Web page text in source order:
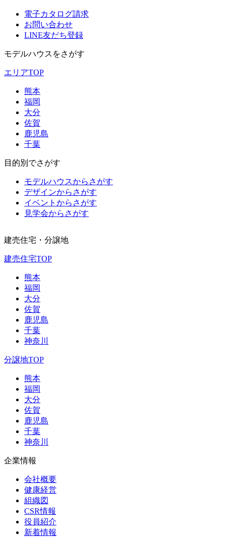
電子カタログ請求
お問い合わせ
LINE友だち登録
モデルハウスをさがす
エリアTOP
熊本
福岡
大分
佐賀
鹿児島
千葉
目的別でさがす
モデルハウスからさがす
デザインからさがす
イベントからさがす
見学会からさがす
建売住宅・分譲地
建売住宅TOP
熊本
福岡
大分
佐賀
鹿児島
千葉
神奈川
分譲地TOP
熊本
福岡
大分
佐賀
鹿児島
千葉
神奈川
企業情報
会社概要
健康経営
組織図
CSR情報
役員紹介
新着情報